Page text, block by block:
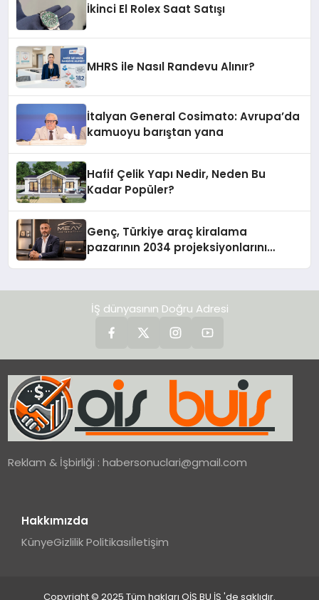
İkinci El Rolex Saat Satışı
MHRS ile Nasıl Randevu Alınır?
İtalyan General Cosimato: Avrupa’da
kamuoyu barıştan yana
Hafif Çelik Yapı Nedir, Neden Bu
Kadar Popüler?
Genç, Türkiye araç kiralama
pazarının 2034 projeksiyonlarını
İŞ dünyasının Doğru Adresi
Reklam & İşbirliği :habersonuclari@gmail.com
Hakkımızda
KünyeGizlilik Politikasıİletişim
Copyright © 2025 Tüm hakları OİŞ BU İŞ 'de saklıdır.